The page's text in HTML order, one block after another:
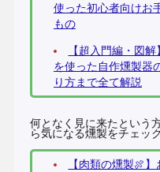
使った初心者向けお
もの
【超入門編・図
を使った自作燻製器
り方まで全て解説
何となく見に来たという
ら気になる燻製をチェッ
【肉類の燻製🍖